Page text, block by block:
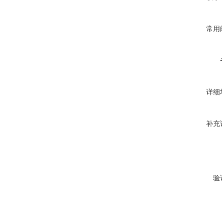
常用
详细
补充
验